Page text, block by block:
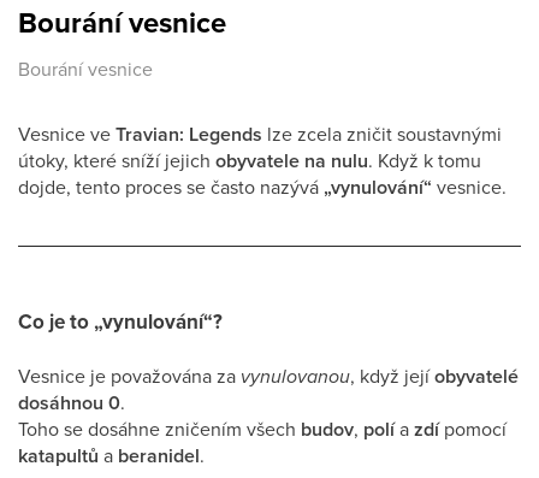
Bourání vesnice
Bourání vesnice
Vesnice veTravian: Legends lze zcela zničit soustavnými
útoky, které sníží jejich obyvatele na nulu. Když k tomu
dojde, tento proces se často nazývá „vynulování“ vesnice.
Co je to „vynulování“?
Vesnice je považována za vynulovanou, když jejíobyvatelé
dosáhnou 0.
Toho se dosáhne zničením všech budov, políazdípomocí
katapultů a beranidel.